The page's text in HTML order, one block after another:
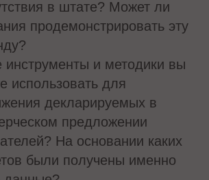
в штате? Может ли
продемонстрировать эту
инструменты и методики вы
использовать для
декларируемых в
предложении
На основании каких
были получены именно